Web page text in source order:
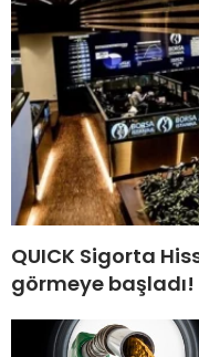
QUICK Sigorta
görmeye başladı!